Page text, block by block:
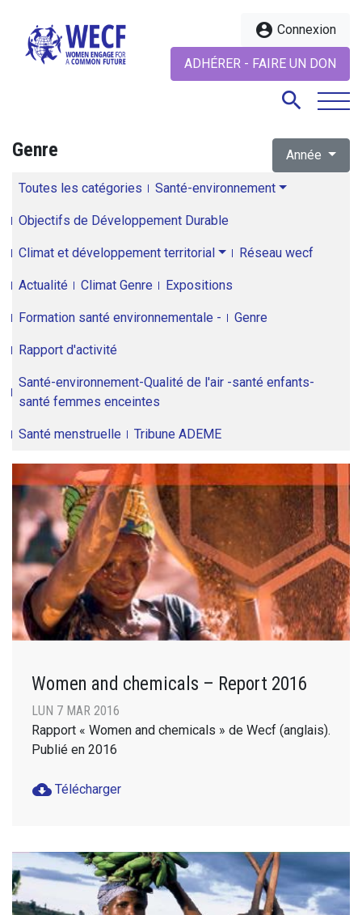
account_circle Connexion
ADHÉRER - FAIRE UN DON
search
Genre Année
Toutes les catégories Santé-environnement
Objectifs de Développement Durable
Climat et développement territorial Réseau wecf
Actualité Climat Genre Expositions
Formation santé environnementale - Genre
Rapport d'activité
Santé-environnement-Qualité de l'air -santé enfants-
santé femmes enceintes
Santé menstruelle Tribune ADEME
Women and chemicals – Report 2016
LUN 7 MAR 2016
Rapport « Women and chemicals » de Wecf (anglais).
Publié en 2016
cloud_download Télécharger